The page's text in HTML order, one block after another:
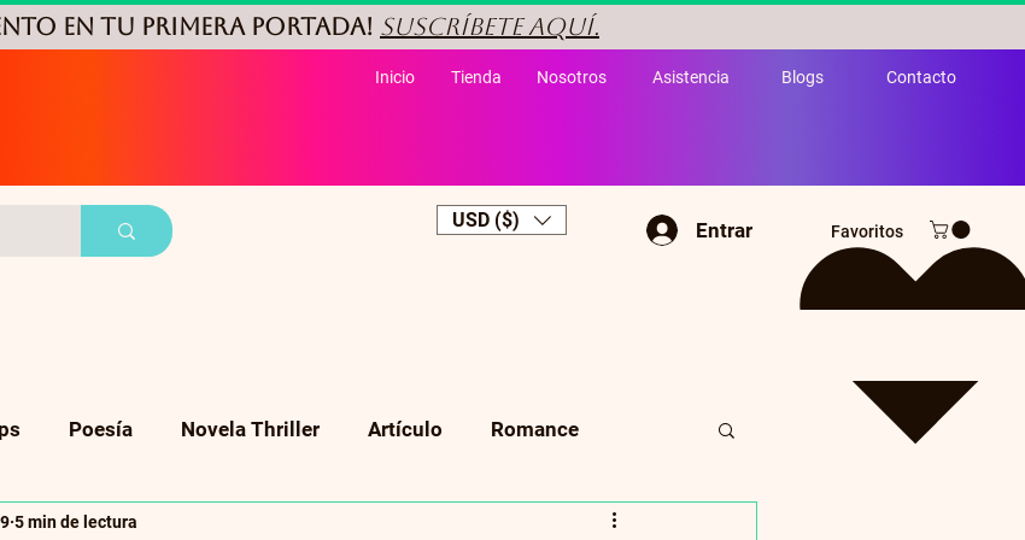
en tu primera portada! Suscríbete aquí.
Inicio Tienda Nosotros Asistencia Blogs Contacto
USD ($) Entrar Favoritos
Poesía Novela Thriller Artículo Romance
corto Ficción Cuento infantil
5 min de lectura